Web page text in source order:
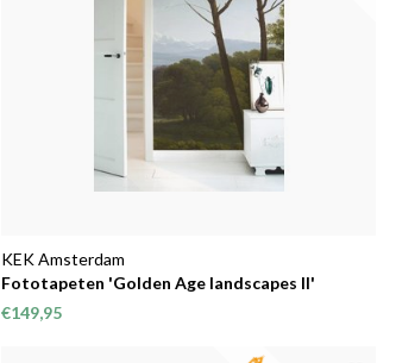
KEK Amsterdam
Fototapeten 'Golden Age landscapes II'
€149,95